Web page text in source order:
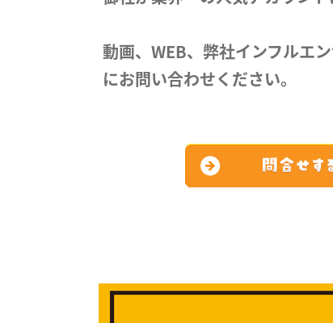
動画、WEB、弊社インフルエ
にお問い合わせください。